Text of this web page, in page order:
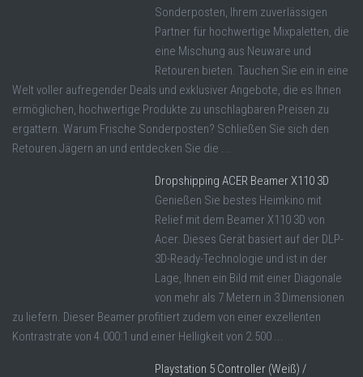
Sonderposten, Ihrem zuverlässigen
Partner für hochwertige Mixpaletten, die
eine Mischung aus Neuware und
Retouren bieten. Tauchen Sie ein in eine
Welt voller aufregender Deals und exklusiver Angebote, die es Ihnen
ermöglichen, hochwertige Produkte zu unschlagbaren Preisen zu
ergattern. Warum Frische Sonderposten? Schließen Sie sich den
Retouren Jägern an und entdecken Sie die ...
Dropshipping ACER Beamer X110 3D
Genießen Sie bestes Heimkino mit
Relief mit dem Beamer X110 3D von
Acer. Dieses Gerät basiert auf der DLP-
3D-Ready-Technologie und ist in der
Lage, Ihnen ein Bild mit einer Diagonale
von mehr als 7 Metern in 3 Dimensionen
zu liefern. Dieser Beamer profitiert zudem von einer exzellenten
Kontrastrate von 4.000:1 und einer Helligkeit von 2.500 ...
Playstation 5 Controller (Weiß) /